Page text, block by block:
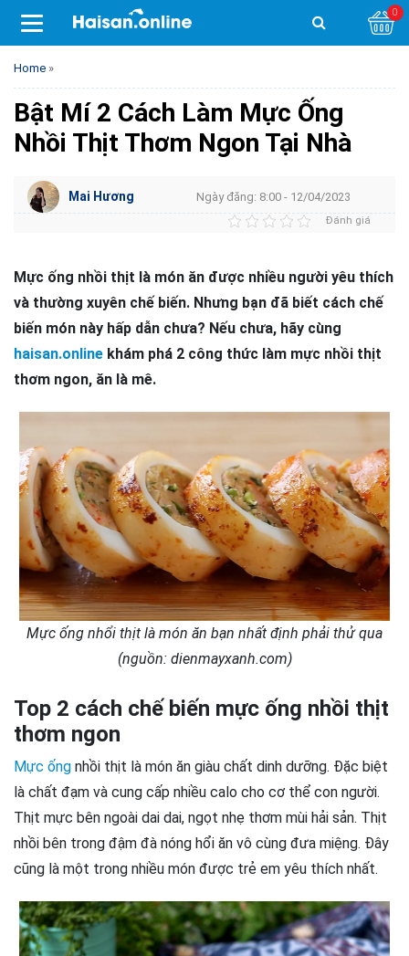
0
Home »
Bật Mí 2 Cách Làm Mực Ống
Nhồi Thịt Thơm Ngon Tại Nhà
Mai Hương Ngày đăng: 8:00 - 12/04/2023
Đánh giá
Mực ống nhồi thịt là món ăn được nhiều người yêu thích
và thường xuyên chế biến. Nhưng bạn đã biết cách chế
biến món này hấp dẫn chưa? Nếu chưa, hãy cùng
haisan.online khám phá 2 công thức làm mực nhồi thịt
thơm ngon, ăn là mê.
Mực ống nhổi thịt là món ăn bạn nhất định phải thử qua
(nguồn: dienmayxanh.com)
Top 2 cách chế biến mực ống nhồi thịt
thơm ngon
Mực ống nhồi thịt là món ăn giàu chất dinh dưỡng. Đặc biệt
là chất đạm và cung cấp nhiều calo cho cơ thể con người.
Thịt mực bên ngoài dai dai, ngọt nhẹ thơm mùi hải sản. Thịt
nhồi bên trong đậm đà nóng hổi ăn vô cùng đưa miệng. Đây
cũng là một trong nhiều món được trẻ em yêu thích nhất.